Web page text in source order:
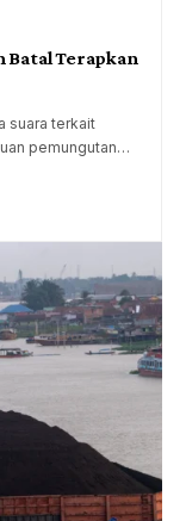
Batal Terapkan
suara terkait
pemungutan…